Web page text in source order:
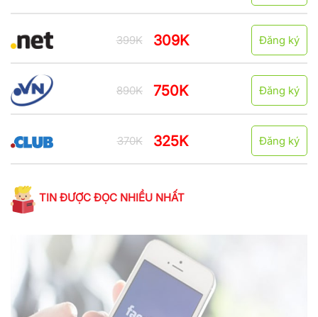
399K 309K Đăng ký
890K 750K Đăng ký
370K 325K Đăng ký
TIN ĐƯỢC ĐỌC NHIỀU NHẤT